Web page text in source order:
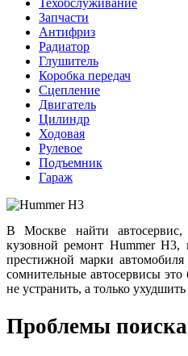
Запчасти
Антифриз
Радиатор
Глушитель
Коробка передач
Сцепление
Двигатель
Цилиндр
Ходовая
Рулевое
Подъемник
Гараж
В Москве найти автосервис,
кузовной ремонт Hummer H3,
престижной марки
сомнительные автосервисы
не устранить, а только
Проблемы поиска